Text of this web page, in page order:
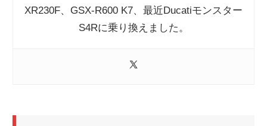
XR230F、GSX-R600 K7、最近Ducatiモンスター
S4Rに乗り換えました。